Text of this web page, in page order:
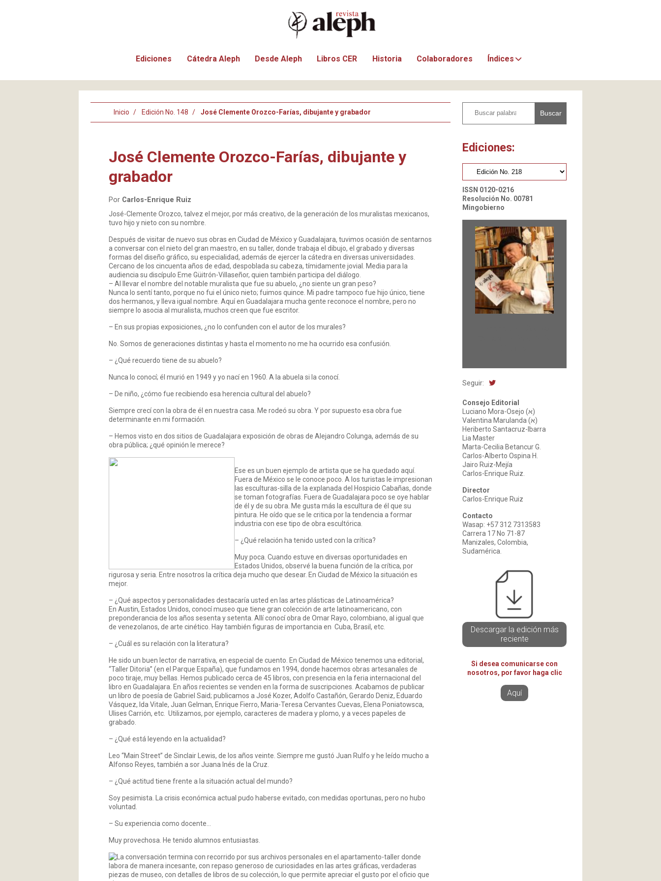
Ediciones Cátedra Aleph Desde Aleph Libros CER Historia Colaboradores Índices
Inicio Edición No. 148 José Clemente Orozco-Farías, dibujante y grabador
José Clemente Orozco-Farías, dibujante y
grabador
Por Carlos-Enrique Ruiz
José-Clemente Orozco, talvez el mejor, por más creativo, de la generación de los muralistas mexicanos,
tuvo hijo y nieto con su nombre.
Después de visitar de nuevo sus obras en Ciudad de México y Guadalajara, tuvimos ocasión de sentarnos
a conversar con el nieto del gran maestro, en su taller, donde trabaja el dibujo, el grabado y diversas
formas del diseño gráfico, su especialidad, además de ejercer la cátedra en diversas universidades.
Cercano de los cincuenta años de edad, despoblada su cabeza, tímidamente jovial. Media para la
audiencia su discípulo Eme Güitrón-Villaseñor, quien también participa del diálogo.
– Al llevar el nombre del notable muralista que fue su abuelo, ¿no siente un gran peso?
Nunca lo sentí tanto, porque no fui el único nieto; fuimos quince. Mi padre tampoco fue hijo único, tiene
dos hermanos, y lleva igual nombre. Aquí en Guadalajara mucha gente reconoce el nombre, pero no
siempre lo asocia al muralista, muchos creen que fue escritor.
– En sus propias exposiciones, ¿no lo confunden con el autor de los murales?
No. Somos de generaciones distintas y hasta el momento no me ha ocurrido esa confusión.
– ¿Qué recuerdo tiene de su abuelo?
Nunca lo conocí; él murió en 1949 y yo nací en 1960. A la abuela si la conocí.
– De niño, ¿cómo fue recibiendo esa herencia cultural del abuelo?
Siempre crecí con la obra de él en nuestra casa. Me rodeó su obra. Y por supuesto esa obra fue
determinante en mi formación.
– Hemos visto en dos sitios de Guadalajara exposición de obras de Alejandro Colunga, además de su
obra pública; ¿qué opinión le merece?
Ese es un buen ejemplo de artista que se ha quedado aquí.
Fuera de México se le conoce poco. A los turistas le impresionan
las esculturas-silla de la explanada del Hospicio Cabañas, donde
se toman fotografías. Fuera de Guadalajara poco se oye hablar
de él y de su obra. Me gusta más la escultura de él que su
pintura. He oído que se le critica por la tendencia a formar
industria con ese tipo de obra escultórica.
– ¿Qué relación ha tenido usted con la crítica?
Muy poca. Cuando estuve en diversas oportunidades en
Estados Unidos, observé la buena función de la crítica, por
rigurosa y seria. Entre nosotros la crítica deja mucho que desear. En Ciudad de México la situación es
mejor.
– ¿Qué aspectos y personalidades destacaría usted en las artes plásticas de Latinoamérica?
En Austin, Estados Unidos, conocí museo que tiene gran colección de arte latinoamericano, con
preponderancia de los años sesenta y setenta. Allí conocí obra de Omar Rayo, colombiano, al igual que
de venezolanos, de arte cinético. Hay también figuras de importancia en Cuba, Brasil, etc.
– ¿Cuál es su relación con la literatura?
He sido un buen lector de narrativa, en especial de cuento. En Ciudad de México tenemos una editorial,
“Taller Ditoria” (en el Parque España), que fundamos en 1994, donde hacemos obras artesanales de
poco tiraje, muy bellas. Hemos publicado cerca de 45 libros, con presencia en la feria internacional del
libro en Guadalajara. En años recientes se venden en la forma de suscripciones. Acabamos de publicar
un libro de poesía de Gabriel Said; publicamos a José Kozer, Adolfo Castañón, Gerardo Deniz, Eduardo
Vásquez, Ida Vitale, Juan Gelman, Enrique Fierro, Maria-Teresa Cervantes Cuevas, Elena Poniatowsca,
Ulises Carrión, etc. Utilizamos, por ejemplo, caracteres de madera y plomo, y a veces papeles de
grabado.
– ¿Qué está leyendo en la actualidad?
Leo “Main Street” de Sinclair Lewis, de los años veinte. Siempre me gustó Juan Rulfo y he leído mucho a
Alfonso Reyes, también a sor Juana Inés de la Cruz.
– ¿Qué actitud tiene frente a la situación actual del mundo?
Soy pesimista. La crisis económica actual pudo haberse evitado, con medidas oportunas, pero no hubo
voluntad.
– Su experiencia como docente…
Muy provechosa. He tenido alumnos entusiastas.
La conversación termina con recorrido por sus archivos personales en el apartamento-taller donde
labora de manera incesante, con repaso generoso de curiosidades en las artes gráficas, verdaderas
piezas de museo, con detalles de libros de su colección, lo que permite apreciar el gusto por el oficio que
Buscar
Ediciones:
ISSN 0120-0216
Resolución No. 00781
Mingobierno
Seguir:
Consejo Editorial
Luciano Mora-Osejo (א)
Valentina Marulanda (א)
Heriberto Santacruz-Ibarra
Lia Master
Marta-Cecilia Betancur G.
Carlos-Alberto Ospina H.
Jairo Ruiz-Mejía
Carlos-Enrique Ruiz.
Director
Carlos-Enrique Ruiz
Contacto
Wasap: +57 312 7313583
Carrera 17 No 71-87
Manizales, Colombia,
Sudamérica.
Descargar la edición más
reciente
Si desea comunicarse con
nosotros, por favor haga clic
Aquí